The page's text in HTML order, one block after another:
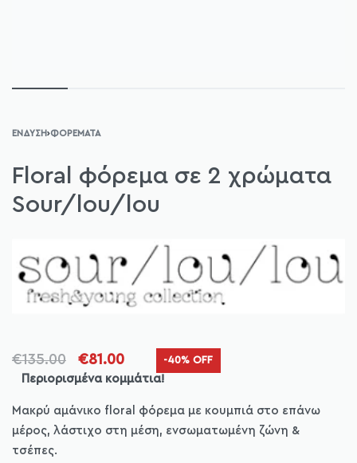
ΈΝΔΥΣΗ›ΦΟΡΈΜΑΤΑ
Floral φόρεμα σε 2 χρώματα
Sour/lou/lou
€135.00 €81.00 -40% OFF
Περιορισμένα κομμάτια!
Μακρύ αμάνικο floral φόρεμα με κουμπιά στο επάνω
μέρος, λάστιχο στη μέση, ενσωματωμένη ζώνη &
τσέπες.